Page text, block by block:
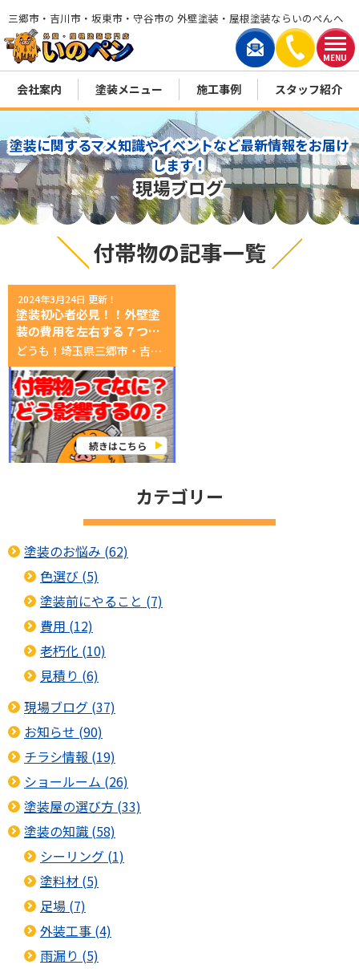
MENU
三郷市・吉川市・坂東市・守谷市の 外壁塗装・屋根塗装ならいのぺんへ
会社案内 塗装メニュー 施工事例 スタッフ紹介
塗装に関するマメ知識やイベントなど最新情報をお届け
します！
現場ブログ
付帯物の記事一覧
2024年3月24日 更新！
塗装初心者必見！！外壁塗
装の費用を左右する７つの
原因『付帯物の個数編』 どうも！埼玉県三郷市・吉川市を中心に活動している 創業３０年塗装に没頭する会社！ 外壁屋根塗装専門店いのペン 広報の小林さん広報担当小林です！(/・ω・)/ 付帯物の個数 建物の階数で足場代が変わるのはわかったけど、 次の原因はなんなのら？ 広報の小林さん４つ目は、 付帯物の個数です。 職人くん付帯物とは！ 外壁・屋根以外の塗装が必要な部品で、 雨樋 破風板 雨戸・戸袋 シャッターボックス 水切り 換気フード などのことだよ！ 付帯物があると値段が変わるの？ あなた 広報の小林さんはい、変わります。 窓や雨戸、シャッターボックスなどの付帯物が多いお家は、 塗装面積が減ります。 え？じゃあ塗装費用は減るんじゃないの？ あなた 広報の小林さんその通り。 外壁塗装費用は減りますが… 広報の小林さん付帯物の塗装に費用がかかるのです！ え、じゃあ付帯部の塗装はいらないかな… あなた 広報の小林さんそれは、少し危険かもです！ 広報の小林さん外壁だけの塗装も可能ですが、 外壁だけがピカピカになって、 他の箇所は汚れが残ると悪目立ちします。 職人くん美観のためだけでなく、 紫外線や雨風から守るために、 塗り替えをオススメします！ 広報の小林さん『いのペン』では お客様の声をしっかりと聞いて、ご要望にお応えしております！ 職人くん自分の家の付帯物の塗装が必要か気になる方は！こちらから！ ⇩お問い合わせフォーム⇩ 広報の小林さん次回は塗装の方法について話していきます！塗装に方法なんてあるのら？ えぇ…？いのペンくんって私より先輩だよね…？ 広報の小林さん 広報の小林さんあります！○○塗装や、△△塗装とか！ 広報の小林さんおっと、今回はここまで！ 広報の小林さん もっと、詳しく外壁塗装の費用について知りたい方は、 『いのぺん』ショールームに行くのがオススメ！ https://inopen.jp/cms/wp-content/uploads/2024/02/08db111db98e6dee98204bd093a0b0bb.mp4 『いのぺん』なら無料でできる！ ▼いのペンの無料外壁・屋根診断▼ ▼いのペンの無料雨漏り診断▼ ▼外壁・屋根のカラーシュミレーション▼ あなたへのオススメ記事 ▼【超必見】失敗しない！塗装業者の選び方！▼ ▼いのペン、プレオープンイベント！1日目！▼ ▼いのペンギャラリー｜いのペン漫画一覧▼ ▼いきなりインタビュー「20代現役塗装職人の実態」前編▼ ▼【新事実！】出来たばかりじゃない！創業30年の長～い歴史！▼ いのペンの公式SNS一覧 ——————————————————————————————- 広報の小林さん最後までお読みいただき、ありがとうございました！！ それでは、また会う日まで～～(/・ω・)/
続きはこちら
カテゴリー
塗装のお悩み (62)
色選び (5)
塗装前にやること (7)
費用 (12)
老朽化 (10)
見積り (6)
現場ブログ (37)
お知らせ (90)
チラシ情報 (19)
ショールーム (26)
塗装屋の選び方 (33)
塗装の知識 (58)
シーリング (1)
塗料材 (5)
足場 (7)
外装工事 (4)
雨漏り (5)